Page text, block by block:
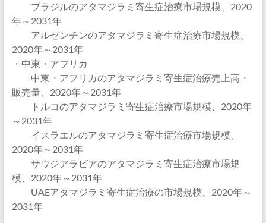
ブラジルのアタマジラミ寄生症治療市場規模、2020
年～2031年
アルゼンチンのアタマジラミ寄生症治療市場規模、
2020年～2031年
・中東・アフリカ
中東・アフリカのアタマジラミ寄生症治療売上高・
販売量、2020年～2031年
トルコのアタマジラミ寄生症治療市場規模、2020年
～2031年
イスラエルのアタマジラミ寄生症治療市場規模、
2020年～2031年
サウジアラビアのアタマジラミ寄生症治療市場規
模、2020年～2031年
UAEアタマジラミ寄生症治療の市場規模、2020年～
2031年